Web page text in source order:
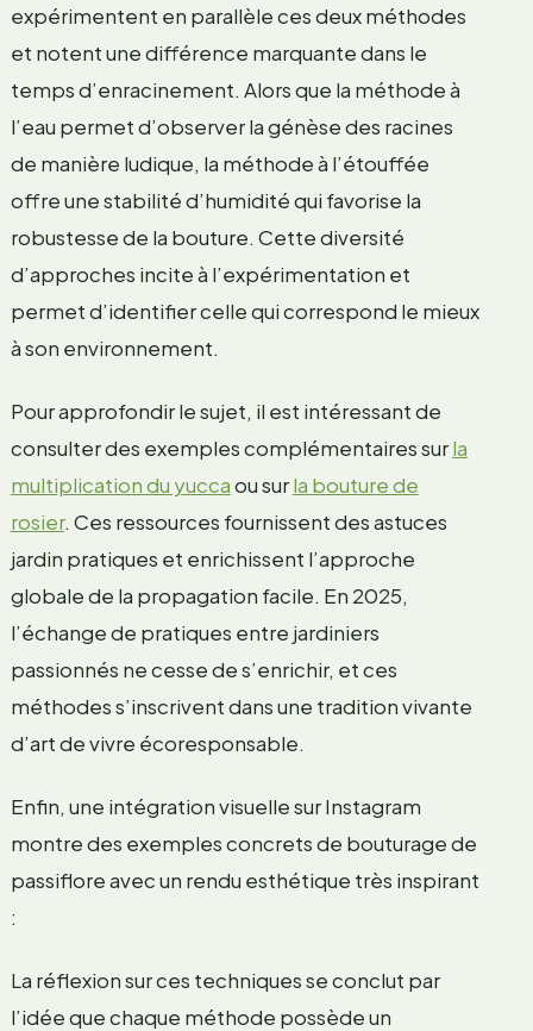
expérimentent en parallèle ces deux méthodes
et notent une différence marquante dans le
temps d’enracinement. Alors que la méthode à
l’eau permet d’observer la génèse des racines
de manière ludique, la méthode à l’étouffée
offre une stabilité d’humidité qui favorise la
robustesse de la bouture. Cette diversité
d’approches incite à l’expérimentation et
permet d’identifier celle qui correspond le mieux
à son environnement.
Pour approfondir le sujet, il est intéressant de
consulter des exemples complémentaires surla
multiplication du yuccaou surla bouture de
rosier. Ces ressources fournissent des astuces
jardin pratiques et enrichissent l’approche
globale de la propagation facile. En 2025,
l’échange de pratiques entre jardiniers
passionnés ne cesse de s’enrichir, et ces
méthodes s’inscrivent dans une tradition vivante
d’art de vivre écoresponsable.
Enfin, une intégration visuelle sur Instagram
montre des exemples concrets de bouturage de
passiflore avec un rendu esthétique très inspirant
:
La réflexion sur ces techniques se conclut par
l’idée que chaque méthode possède un